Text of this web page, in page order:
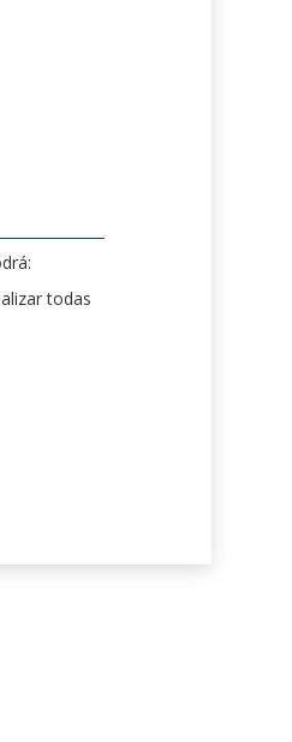
todas